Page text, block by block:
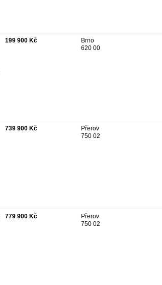
199 900 Kč
Brno
620 00
739 900 Kč
Přerov
750 02
779 900 Kč
Přerov
750 02